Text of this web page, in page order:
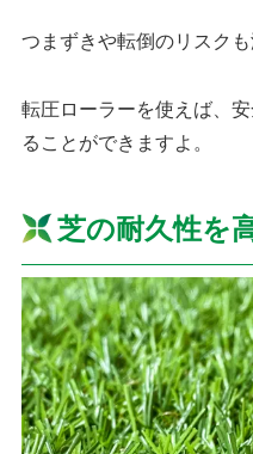
つまずきや転倒のリスク
転圧ローラーを使えば、
ることができますよ。
芝の耐久性を